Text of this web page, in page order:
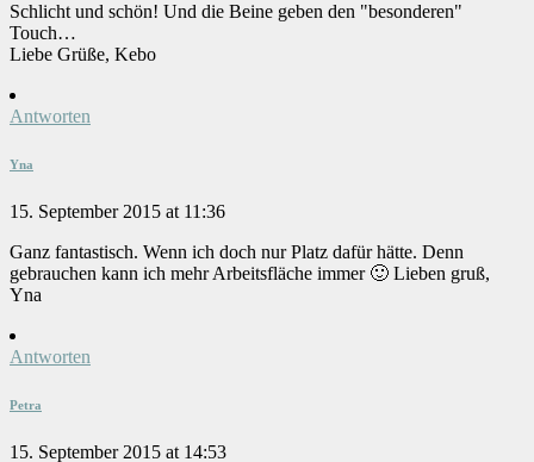
Schlicht und schön! Und die Beine geben den "besonderen"
Touch…
Liebe Grüße, Kebo
Antworten
Yna
15. September 2015 at 11:36
Ganz fantastisch. Wenn ich doch nur Platz dafür hätte. Denn
gebrauchen kann ich mehr Arbeitsfläche immer 🙂 Lieben gruß,
Yna
Antworten
Petra
15. September 2015 at 14:53